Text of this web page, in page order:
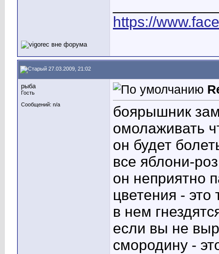
https://
27.03.2009, 21:02
рыба
Гость
Сообщений: n/a
боярышник
омолаживать
он будет
все яблони-
он неприятно
цветения - это
в нем
если вы не
смородину -